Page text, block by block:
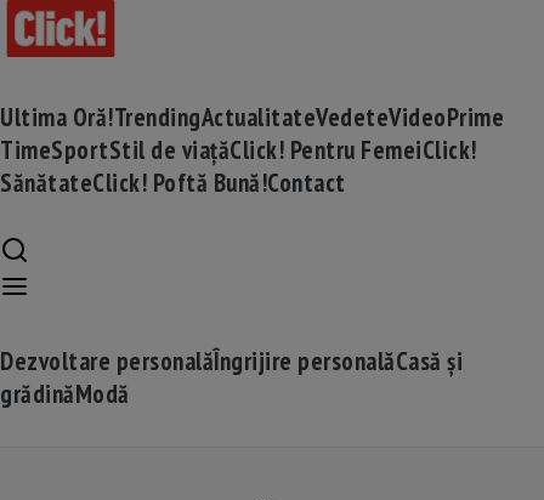
Ultima Oră!TrendingActualitateVedeteVideoPrime
TimeSportStil de viațăClick! Pentru FemeiClick!
SănătateClick! Poftă Bună!Contact
Dezvoltare personalăÎngrijire personalăCasă și
grădinăModă